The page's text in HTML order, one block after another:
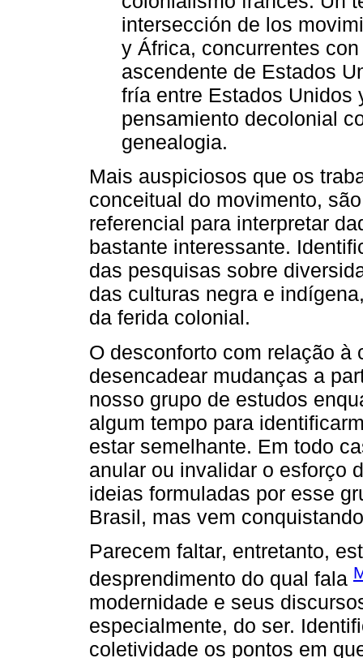
intersección de los
y África, concurrentes
ascendente de Estados
fría entre Estados Unidos
pensamiento decolonial
genealogia.
Mais auspiciosos que os
conceitual do movimento,
referencial para interpretar
bastante interessante.
das pesquisas sobre
das culturas negra e
da ferida colonial.
O desconforto com relação à
desencadear mudanças a
nosso grupo de estudos
algum tempo para
estar semelhante. Em todo
anular ou invalidar o esforço
ideias formuladas por esse
Brasil, mas vem
Parecem faltar, entretanto,
desprendimento do qual fala
modernidade e seus
especialmente, do ser.
coletividade os pontos em